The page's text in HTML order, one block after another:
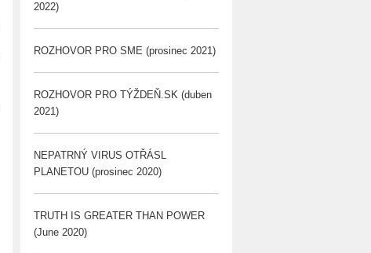
2022)
ROZHOVOR PRO SME (prosinec 2021)
ROZHOVOR PRO TÝŽDEŇ.SK (duben
2021)
NEPATRNÝ VIRUS OTŘÁSL
PLANETOU (prosinec 2020)
TRUTH IS GREATER THAN POWER
(June 2020)